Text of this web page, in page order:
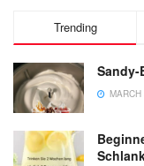
Trending
Sandy-